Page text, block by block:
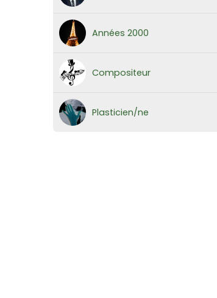
Années 2000
Compositeur
Plasticien/ne